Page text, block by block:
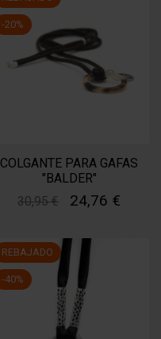
COLGANTE PARA GAFAS
"BALDER"
30,95 €
24,76 €
-20%
REBAJADO
-40%